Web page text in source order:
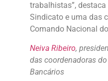
trabalhistas”,
Sindicato e uma das
Comando Nacional
Neiva Ribeiro,
das coordenadoras
Bancários